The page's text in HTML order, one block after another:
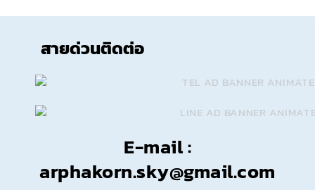
สายด่วนติดต่อ
E-mail :
arphakorn.sky@gmail.com